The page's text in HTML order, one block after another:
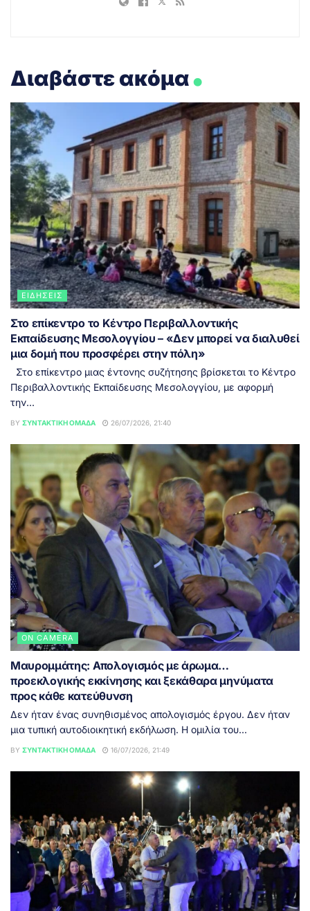
Διαβάστε ακόμα.
ΕΙΔΉΣΕΙΣ
Στο επίκεντρο το Κέντρο Περιβαλλοντικής
Εκπαίδευσης Μεσολογγίου – «Δεν μπορεί να διαλυθεί
μια δομή που προσφέρει στην πόλη»
Στο επίκεντρο μιας έντονης συζήτησης βρίσκεται το Κέντρο
Περιβαλλοντικής Εκπαίδευσης Μεσολογγίου, με αφορμή
την...
BY ΣΥΝΤΑΚΤΙΚΉ ΟΜΆΔΑ 26/07/2026, 21:40
ON CAMERA
Μαυρομμάτης: Απολογισμός με άρωμα…
προεκλογικής εκκίνησης και ξεκάθαρα μηνύματα
προς κάθε κατεύθυνση
Δεν ήταν ένας συνηθισμένος απολογισμός έργου. Δεν ήταν
μια τυπική αυτοδιοικητική εκδήλωση. Η ομιλία του...
BY ΣΥΝΤΑΚΤΙΚΉ ΟΜΆΔΑ 16/07/2026, 21:49